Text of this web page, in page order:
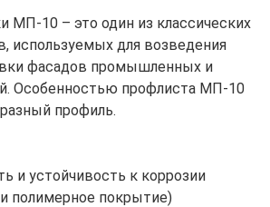
МП-10 – это один из классических
используемых для возведения
фасадов промышленных и
Особенностью профлиста МП-10
профиль.
и устойчивость к коррозии
полимерное покрытие)